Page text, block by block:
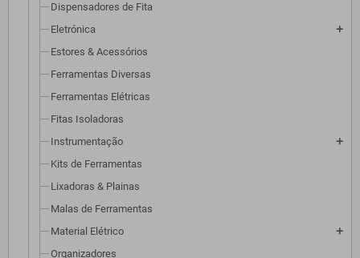
Dispensadores de Fita
Eletrónica
add
Estores & Acessórios
Ferramentas Diversas
Ferramentas Elétricas
Fitas Isoladoras
Instrumentação
add
Kits de Ferramentas
Lixadoras & Plainas
Malas de Ferramentas
Material Elétrico
add
Organizadores